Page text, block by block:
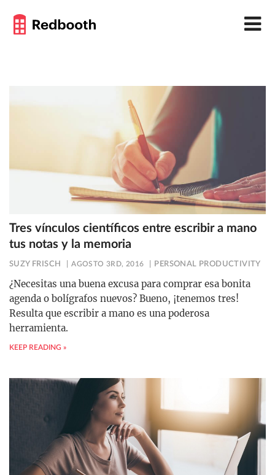
Tres vínculos científicos entre escribir a mano
tus notas y la memoria
SUZY FRISCH AGOSTO 3RD, 2016 PERSONAL PRODUCTIVITY
¿Necesitas una buena excusa para comprar esa bonita
agenda o bolígrafos nuevos? Bueno, ¡tenemos tres!
Resulta que escribir a mano es una poderosa
herramienta.
KEEP READING »